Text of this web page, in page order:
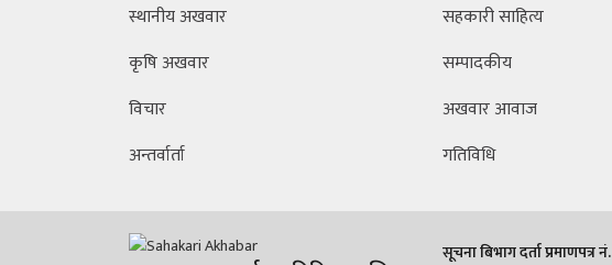
स्थानीय अखवार
कृषि अखवार
विचार
अन्तर्वार्ता
सहकारी साहित्य
सम्पादकीय
अखवार आवाज
गतिविधि
सूचना बिभाग दर्ता प्रमाणपत्र नं.